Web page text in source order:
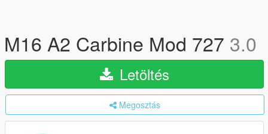
M16 A2 Carbine Mod 727 3.0
Letöltés
Megosztás